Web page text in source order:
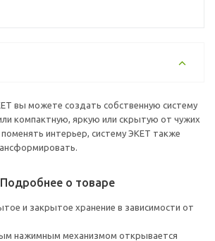
вы можете создать собственную систему
компактную, яркую или скрытую от чужих
поменять интерьер, систему ЭКЕТ также
Подробнее о товаре
и закрытое хранение в зависимости от
нажимным механизмом открывается